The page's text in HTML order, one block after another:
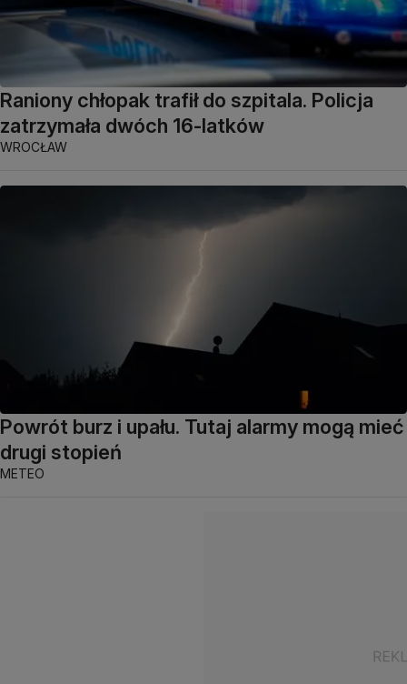
Raniony chłopak trafił do szpitala. Policja
zatrzymała dwóch 16-latków
WROCŁAW
Powrót burz i upału. Tutaj alarmy mogą mieć
drugi stopień
METEO